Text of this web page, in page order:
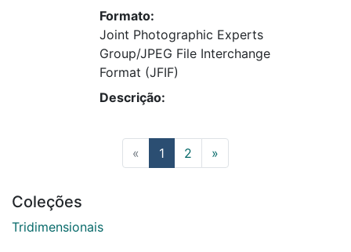
Formato:
Joint Photographic Experts
Group/JPEG File Interchange
Format (JFIF)
Descrição:
« 1 (current)
2 »
Coleções
Tridimensionais